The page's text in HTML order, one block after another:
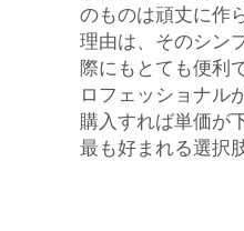
のものは頑丈に作
理由は、そのシン
際にもとても便利
ロフェッショナル
購入すれば単価が
最も好まれる選択